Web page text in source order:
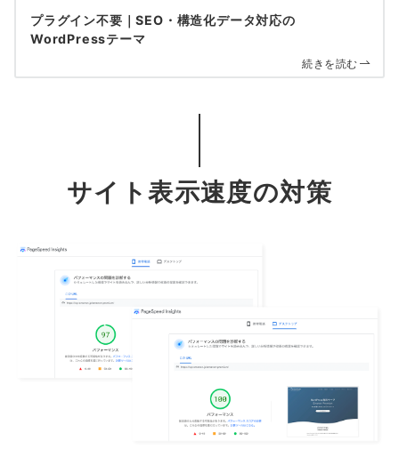
プラグイン不要｜SEO・構造化データ対応の
WordPressテーマ
続きを読む
サイト表示速度の対策